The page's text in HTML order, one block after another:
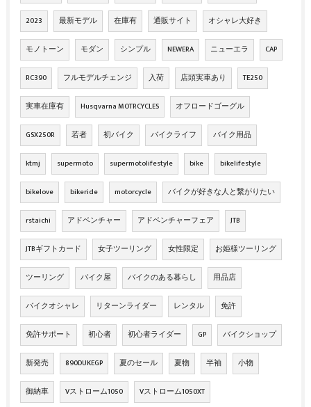
2023 最新モデル 在庫有 通販サイト オシャレ大好き
モノトーン モダン シンプル NEWERA ニューエラ CAP
RC390 フルモデルチェンジ 入荷 店頭実車あり TE250
実車在庫有 Husqvarna MOTRCYCLES オフロードゴーグル
GSX250R 若者 初バイク バイクライフ バイク用品
ktmj supermoto supermotolifestyle bike bikelifestyle
bikelove bikeride motorcycle バイクが好きな人と繋がりたい
rstaichi アドベンチャー アドベンチャーフェア JTB
JTBギフトカード 女子ツーリング 女性限定 お姫様ツーリング
ツーリング バイク屋 バイクのある暮らし 用品店
バイクオシャレ リターンライダー レンタル 免許
免許サポート 初心者 初心者ライダー GP バイクショップ
新発売 890DUKEGP 夏のセール 夏物 半袖 小物
御納車 Vストローム1050 Vストローム1050XT